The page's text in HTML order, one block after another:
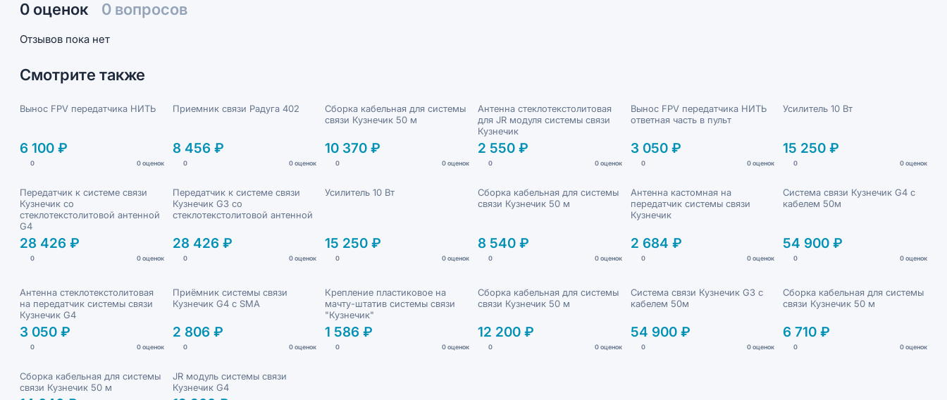
0 оценок 0 вопросов
Отзывов пока нет
Смотрите также
Вынос FPV передатчика НИТЬ
6 100 ₽
0 0 оценок
Приемник связи Радуга 402
8 456 ₽
0 0 оценок
Сборка кабельная для системы
связи Кузнечик 50 м
10 370 ₽
0 0 оценок
Антенна стеклотекстолитовая
для JR модуля системы связи
Кузнечик
2 550 ₽
0 0 оценок
Вынос FPV передатчика НИТЬ
ответная часть в пульт
3 050 ₽
0 0 оценок
Усилитель 10 Вт
15 250 ₽
0 0 оценок
Передатчик к системе связи
Кузнечик со
стеклотекстолитовой антенной
G4
28 426 ₽
0 0 оценок
Передатчик к системе связи
Кузнечик G3 со
стеклотекстолитовой антенной
28 426 ₽
0 0 оценок
Усилитель 10 Вт
15 250 ₽
0 0 оценок
Сборка кабельная для системы
связи Кузнечик 50 м
8 540 ₽
0 0 оценок
Антенна кастомная на
передатчик системы связи
Кузнечик
2 684 ₽
0 0 оценок
Система связи Кузнечик G4 с
кабелем 50м
54 900 ₽
0 0 оценок
Антенна стеклотекстолитовая
на передатчик системы связи
Кузнечик G4
3 050 ₽
0 0 оценок
Приёмник системы связи
Кузнечик G4 с SMA
2 806 ₽
0 0 оценок
Крепление пластиковое на
мачту-штатив системы связи
"Кузнечик"
1 586 ₽
0 0 оценок
Сборка кабельная для системы
связи Кузнечик 50 м
12 200 ₽
0 0 оценок
Система связи Кузнечик G3 с
кабелем 50м
54 900 ₽
0 0 оценок
Сборка кабельная для системы
связи Кузнечик 50 м
6 710 ₽
0 0 оценок
Сборка кабельная для системы
связи Кузнечик 50 м
JR модуль системы связи
Кузнечик G4